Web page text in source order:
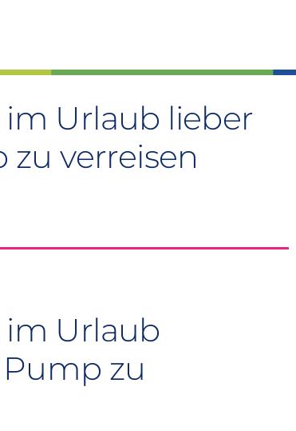
Urlaub lieber
zu verreisen
Urlaub
Pump zu